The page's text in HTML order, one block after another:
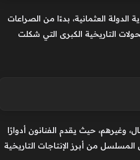
العثمانية، بدءًا من الصراعات
التاريخية الكبرى التي شكلت
وغيرهم، حيث يقدم الفنانون أدوارًا
من أبرز الإنتاجات التاريخية